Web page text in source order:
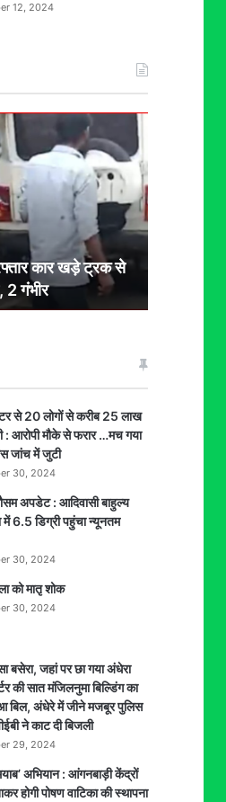
12, 2024
कार खड़े ट्रक से
2 गंभीर
से 20 लोगों से करीब 25 लाख
: आरोपी मौके से फरार …मच गया
जांच में जुटी
30, 2024
अपडेट : आदिवासी बाहुल्य
में 6.5 डिग्री पहुंचा न्यूनतम
30, 2024
को मातृ शोक
30, 2024
बसेरा, जहां पर छा गया अंधेरा
की सात मंजिलनुमा बिल्डिंग का
बिल, अंधेरे में जीने मजबूर पुलिस
ने काट दी बिजली
29, 2024
अभियान : आंगनबाड़ी केंद्रों
होगी पोषण वाटिका की स्थापना